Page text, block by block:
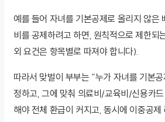
예를 들어 자녀를 기본공제로 올리지 않은
비를 공제하려고 하면, 원칙적으로 제한되
외 요건은 항목별로 따져야 합니다).
따라서 맞벌이 부부는 “누가 자녀를 기본
정하고, 그에 맞춰 의료비/교육비/신용카드
해야 전체 환급이 커지고, 동시에 이중공제